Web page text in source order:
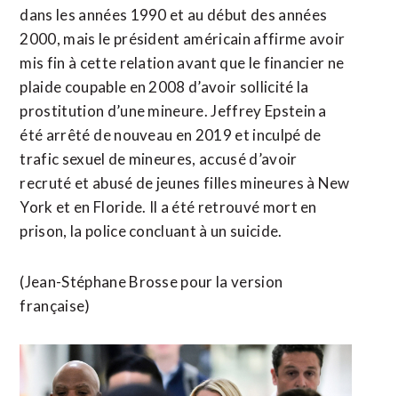
dans les années 1990 et au début des années
2000, mais le président américain affirme avoir
mis fin à cette relation avant que le financier ne
plaide coupable en 2008 d’avoir sollicité la
prostitution d’une mineure. Jeffrey Epstein a
été arrêté ⁠de nouveau en 2019 et inculpé de
trafic sexuel de mineures, accusé d’avoir
recruté et abusé de jeunes filles mineures à New
York et en Floride. Il a ​été retrouvé mort en
prison, la police concluant à un ​suicide.
(Jean-Stéphane Brosse pour la version
française)